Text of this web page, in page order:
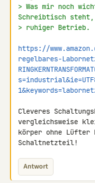
> Was mir noch
Schreibtisch
> ruhiger Betrieb.
https://
regelbares-
Cleveres
vergleichsweise
körper ohne
Schaltnetzteil!
Antwort